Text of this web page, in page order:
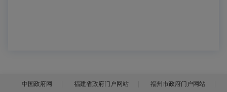
中国政府网 福建省政府门户网站 福州市政府门户网站